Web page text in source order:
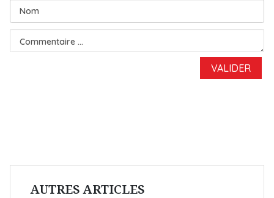
AUTRES ARTICLES